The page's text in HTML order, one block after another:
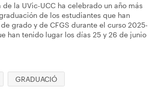
de la UVic-UCC ha celebrado un año más
de los estudiantes que han
grado y de CFGS durante el curso 2025-
han tenido lugar los días 25 y 26 de junio
GRADUACIÓ